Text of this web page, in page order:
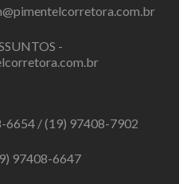
-
6654/(19) 97408-7902
97408-6647